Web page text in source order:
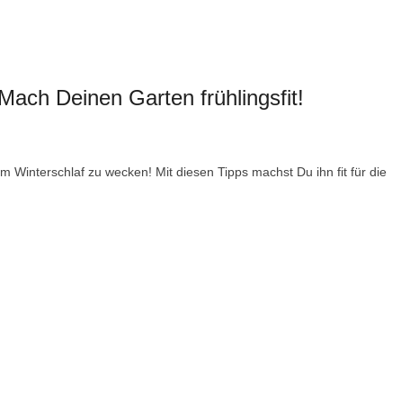
Deinen Garten frühlingsfit!
Winterschlaf zu wecken! Mit diesen Tipps machst Du ihn fit für die